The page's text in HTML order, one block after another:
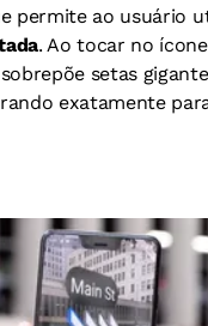
permite ao usuário
. Ao tocar no
setas
exatamente